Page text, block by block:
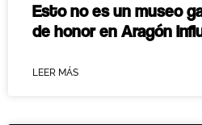
Esto no es un museo
de honor en Aragón
LEER MÁS